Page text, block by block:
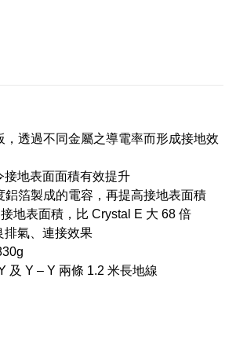
，透過不同金屬之導電率而形成接地效
接地表面面積有效提升
鋁箔製成的電容，再提高接地表面積
地表面積，比 Crystal E 大 68 倍
排氣、連接效果
及 Y – Y 兩條 1.2 米長地線